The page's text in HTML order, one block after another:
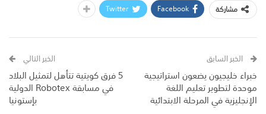
مشاركة
Facebook
Twitter
الخبر السابق
خبراء خليجيون يضعون استراتيجية
موحدة لتطوير تعليم اللغة
الإنجليزية في المرحلة الابتدائية
الخبر التالي
5 فرق كويتية تتأهل لتمثيل البلاد
في مسابقة Robotex الدولية
بإستونيا